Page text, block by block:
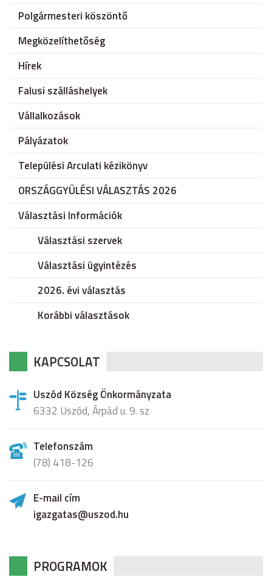
Polgármesteri köszöntő
Megközelíthetőség
Hírek
Falusi szálláshelyek
Vállalkozások
Pályázatok
Települési Arculati kézikönyv
ORSZÁGGYÜLÉSI VÁLASZTÁS 2026
Választási Információk
Választási szervek
Választási ügyintézés
2026. évi választás
Korábbi választások
KAPCSOLAT
Uszód Község Önkormányzata
6332 Uszód, Árpád u. 9. sz
Telefonszám
(78) 418-126
E-mail cím
igazgatas@uszod.hu
PROGRAMOK